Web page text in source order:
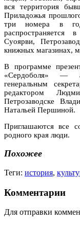
вся территория
Приладожья
три номера в
распространяется
Суоярви,
книжных магазинах,
В программе
«Сердоболя» —
генеральным
редактором
Петрозаводске
Натальей Першиной.
Приглашаются все
родного края люди.
Похожее
Теги: история,
Комментарии
Для отправки